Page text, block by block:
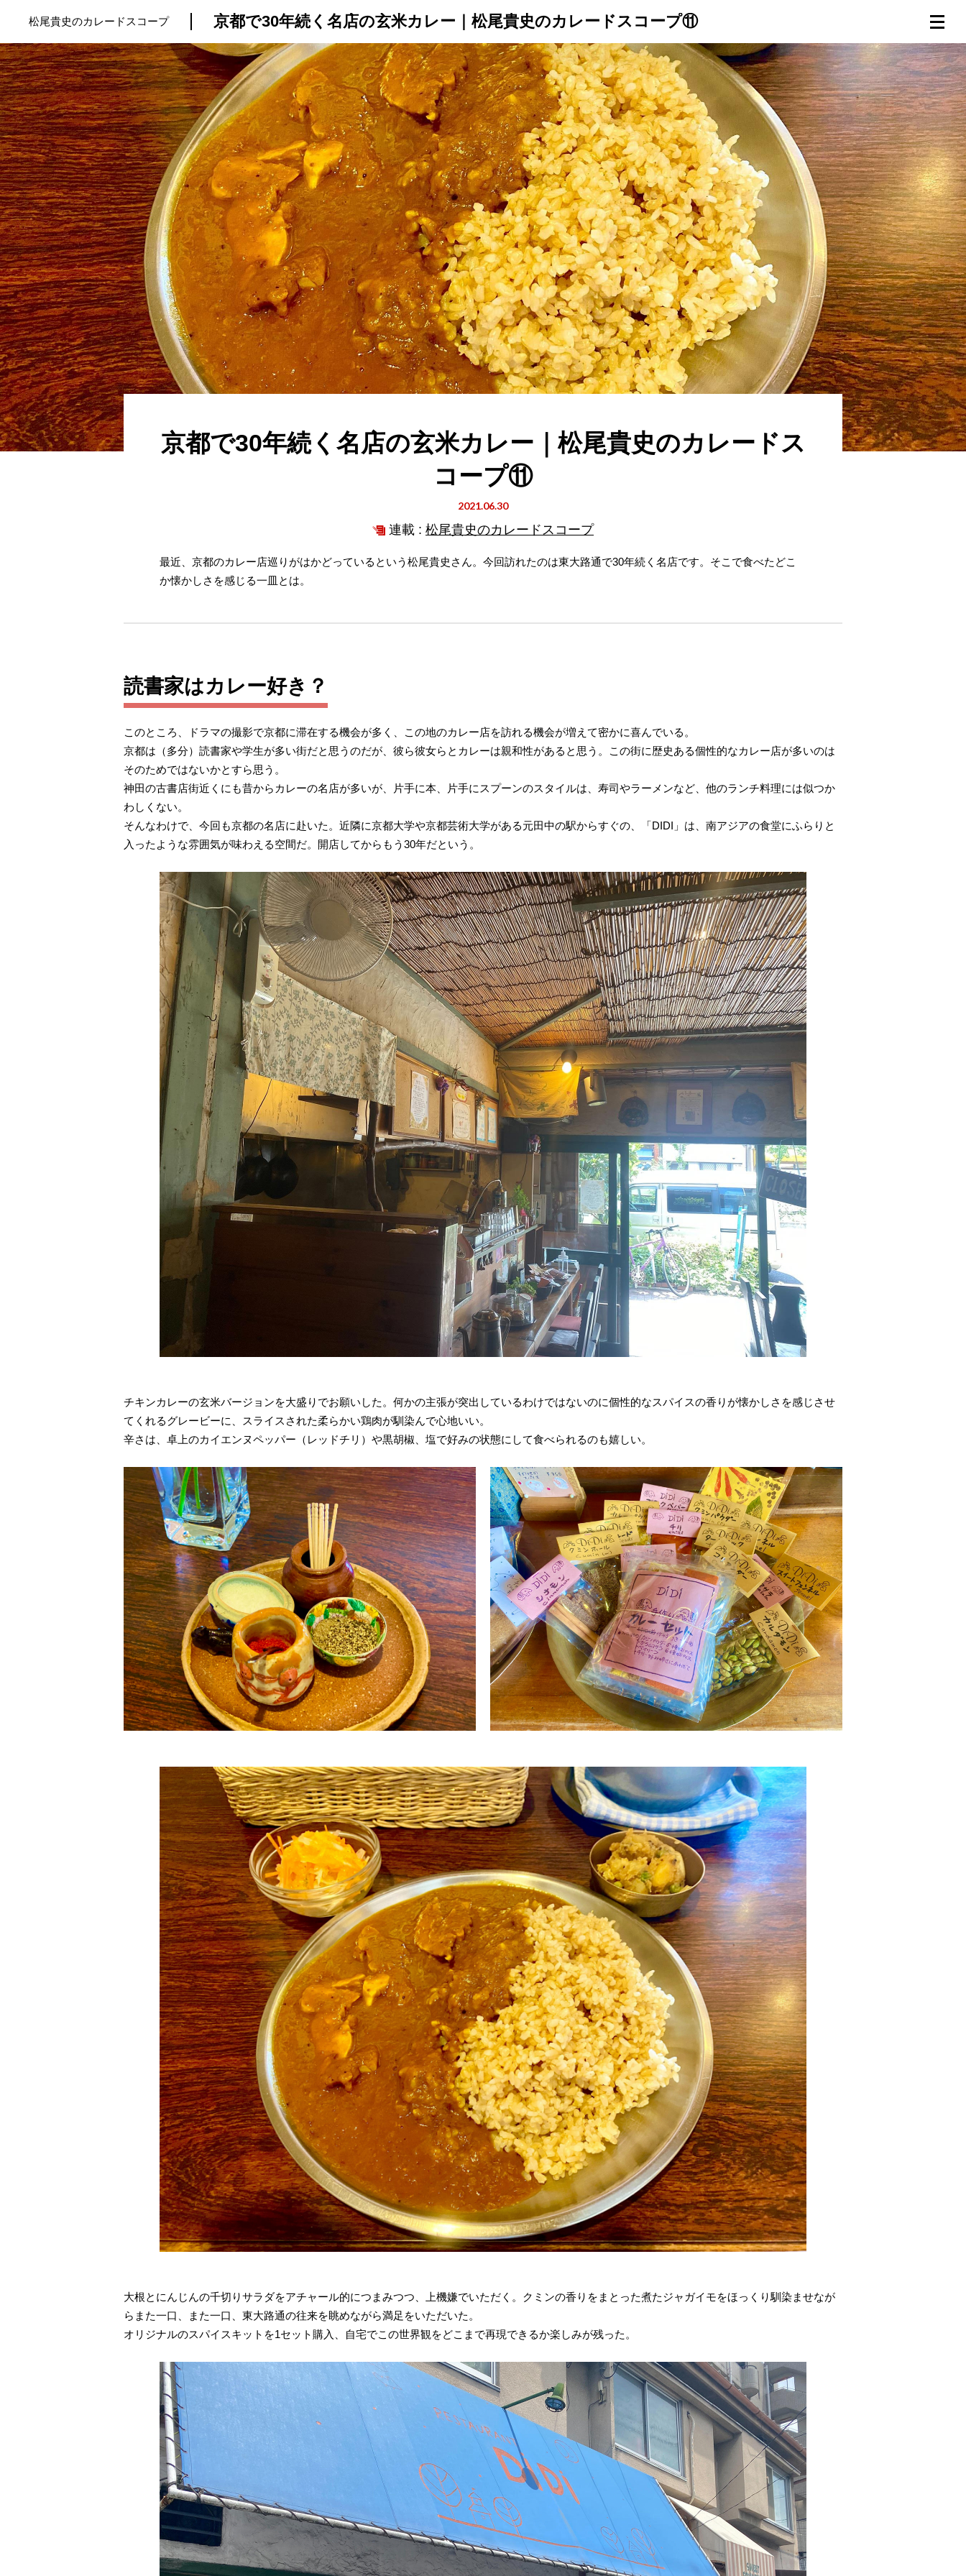
トップ プロが教えるレシピ 厳選！店探し 食のストーリー 連載一覧
松尾貴史のカレードスコープ 京都で30年続く名店の玄米カレー｜松尾貴史のカレードスコープ⑪
京都で30年続く名店の玄米カレー｜松尾貴史のカレードス
コープ⑪
2021.06.30
連載 : 松尾貴史のカレードスコープ
最近、京都のカレー店巡りがはかどっているという松尾貴史さん。今回訪れたのは東大路通で30年続く名店です。そこで食べたどこ
か懐かしさを感じる一皿とは。
読書家はカレー好き？
このところ、ドラマの撮影で京都に滞在する機会が多く、この地のカレー店を訪れる機会が増えて密かに喜んでいる。
京都は（多分）読書家や学生が多い街だと思うのだが、彼ら彼女らとカレーは親和性があると思う。この街に歴史ある個性的なカレー店が多いのは
そのためではないかとすら思う。
神田の古書店街近くにも昔からカレーの名店が多いが、片手に本、片手にスプーンのスタイルは、寿司やラーメンなど、他のランチ料理には似つか
わしくない。
そんなわけで、今回も京都の名店に赴いた。近隣に京都大学や京都芸術大学がある元田中の駅からすぐの、「DIDI」は、南アジアの食堂にふらりと
入ったような雰囲気が味わえる空間だ。開店してからもう30年だという。
チキンカレーの玄米バージョンを大盛りでお願いした。何かの主張が突出しているわけではないのに個性的なスパイスの香りが懐かしさを感じさせ
てくれるグレービーに、スライスされた柔らかい鶏肉が馴染んで心地いい。
辛さは、卓上のカイエンヌペッパー（レッドチリ）や黒胡椒、塩で好みの状態にして食べられるのも嬉しい。
大根とにんじんの千切りサラダをアチャール的につまみつつ、上機嫌でいただく。クミンの香りをまとった煮たジャガイモをほっくり馴染ませなが
らまた一口、また一口、東大路通の往来を眺めながら満足をいただいた。
オリジナルのスパイスキットを1セット購入、自宅でこの世界観をどこまで再現できるか楽しみが残った。